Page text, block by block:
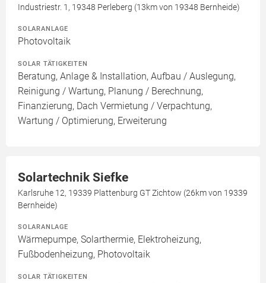
Industriestr. 1, 19348 Perleberg (13km von 19348 Bernheide)
SOLARANLAGE
Photovoltaik
SOLAR TÄTIGKEITEN
Beratung, Anlage & Installation, Aufbau / Auslegung,
Reinigung / Wartung, Planung / Berechnung,
Finanzierung, Dach Vermietung / Verpachtung,
Wartung / Optimierung, Erweiterung
Solartechnik Siefke
Karlsruhe 12, 19339 Plattenburg GT Zichtow (26km von 19339
Bernheide)
SOLARANLAGE
Wärmepumpe, Solarthermie, Elektroheizung,
Fußbodenheizung, Photovoltaik
SOLAR TÄTIGKEITEN